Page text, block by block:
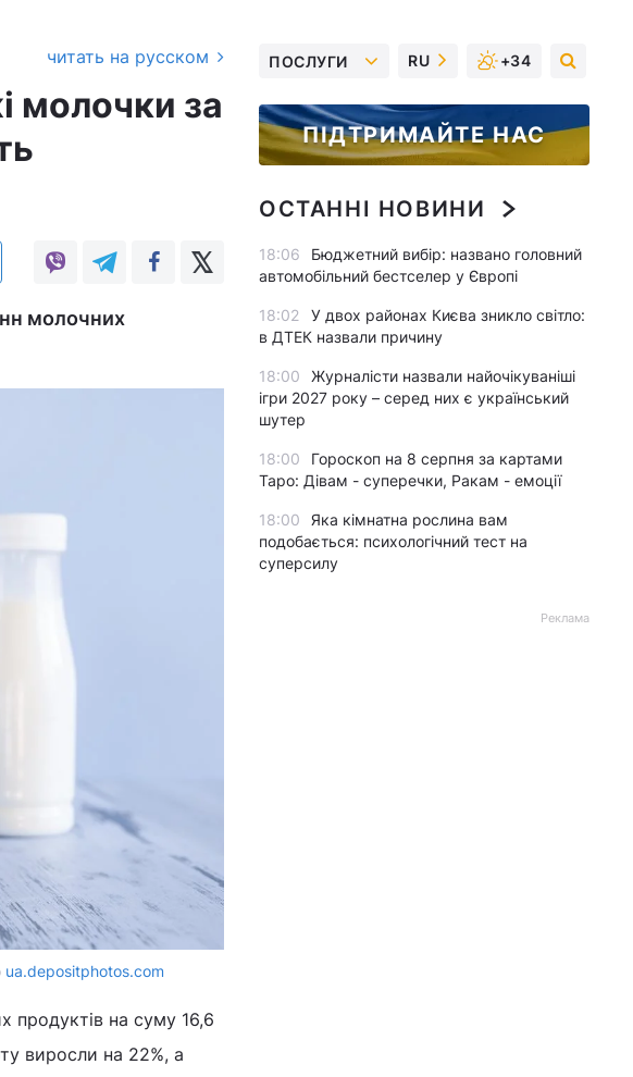
читать на русском
молочки за
молочних
ua.depositphotos.com
продуктів на суму 16,6
виросли на 22%, а
ПОСЛУГИ RU +34
ПІДТРИМАЙТЕ НАС
ОСТАННІ НОВИНИ
18:06
Бюджетний вибір: названо головний
автомобільний бестселер у Європі
18:02
У двох районах Києва зникло світло:
в ДТЕК назвали причину
18:00
Журналісти назвали найочікуваніші
ігри 2027 року – серед них є український
шутер
18:00
Гороскоп на 8 серпня за картами
Таро: Дівам - суперечки, Ракам - емоції
18:00
Яка кімнатна рослина вам
подобається: психологічний тест на
суперсилу
Реклама